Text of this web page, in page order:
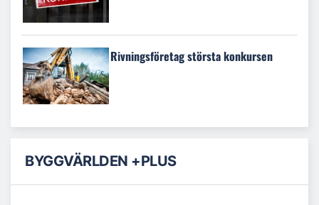
Rivningsföretag största konkursen
BYGGVÄRLDEN +PLUS